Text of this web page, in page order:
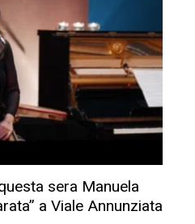
sera Manuela
a Viale Annunziata